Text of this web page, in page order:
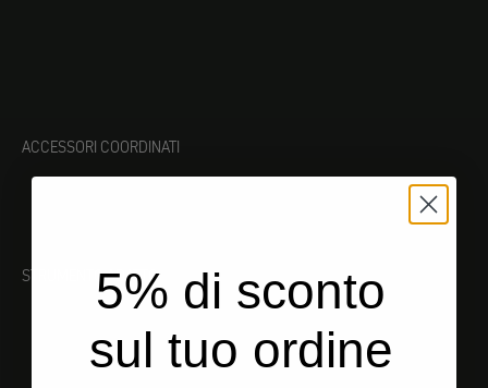
ACCESSORI COORDINATI
STRUMENTO ADATTO5% di sconto
sul tuo ordine